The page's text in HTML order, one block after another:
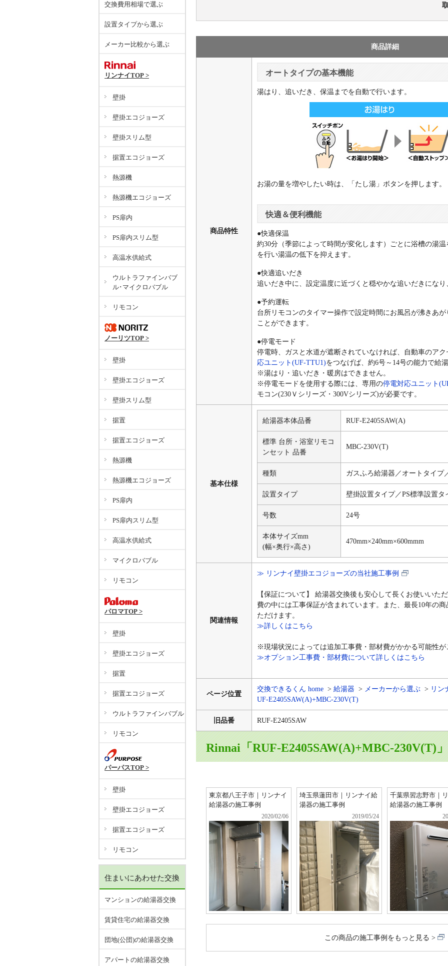
商品詳細
商品特性
オートタイプの基本機能
湯はり、追いだき、保温までを自動で行います。
お湯の量を増やしたい時は、「たし湯」ボタンを押します。
快適＆便利機能
●快適保温
約30分（季節によって時間が変化します）ごとに浴槽の湯
を行い湯温の低下を抑えます。
●快適追いだき
追いだき中に、設定温度に近づくと穏やかな追いだきにな
●予約運転
台所リモコンのタイマー操作で設定時間にお風呂が沸きあ
ことができます。
●停電モード
停電時、ガスと水道が遮断されていなければ、自動車のア
応ユニット(UF-TTU1)をつなげば、約6号～14号の能力で給
※湯はり・追いだき・暖房はできません。
※停電モードを使用する際には、専用の停電対応ユニット
モコン(230Ｖシリーズ・300Vシリーズ)が必要です。
基本仕様
給湯器本体品番 RUF-E2405SAW(A)
標準 台所・浴室リモコ
ンセット 品番
MBC-230V(T)
種類 ガスふろ給湯器／オートタイプ
設置タイプ 壁掛設置タイプ／PS標準設置タ
号数 24号
本体サイズmm
(幅×奥行×高さ)
470mm×240mm×600mmm
関連情報
≫ リンナイ壁掛エコジョーズの当社施工事例
【保証について】 給湯器交換後も安心して長くお使いいた
費の中には工事保証が含まれています。また、最長10年の
ただけます。
≫詳しくはこちら
※現場状況によっては追加工事費・部材費がかかる可能性が
≫オプション工事費・部材費について詳しくはこちら
ページ位置
交換できるくん home 給湯器 メーカーから選ぶ
リン
UF-E2405SAW(A)+MBC-230V(T)
旧品番 RUF-E2405SAW
Rinnai「RUF-E2405SAW(A)+MBC-230V(T)
東京都八王子市｜リンナイ
給湯器の施工事例
2020/02/06
埼玉県蓮田市｜リンナイ給
湯器の施工事例
2019/05/24
千葉県習志野市｜
給湯器の施工事例
この商品の施工事例をもっと見る
交換費用相場で選ぶ
設置タイプから選ぶ
メーカー比較から選ぶ
リンナイTOP >
壁掛
壁掛エコジョーズ
壁掛スリム型
据置エコジョーズ
熱源機
熱源機エコジョーズ
PS扉内
PS扉内スリム型
高温水供給式
ウルトラファインバブ
ル･マイクロバブル
リモコン
ノーリツTOP >
壁掛
壁掛エコジョーズ
壁掛スリム型
据置
据置エコジョーズ
熱源機
熱源機エコジョーズ
PS扉内
PS扉内スリム型
高温水供給式
マイクロバブル
リモコン
パロマTOP >
壁掛
壁掛エコジョーズ
据置
据置エコジョーズ
ウルトラファインバブル
リモコン
パーパスTOP >
壁掛
壁掛エコジョーズ
据置エコジョーズ
リモコン
住まいにあわせた交換
マンションの給湯器交換
賃貸住宅の給湯器交換
団地(公団)の給湯器交換
アパートの給湯器交換